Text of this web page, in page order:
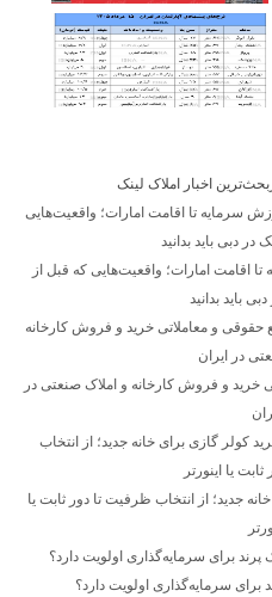
اخبار املاک لینک
سرمایه تا اقامت امارات؛ واقعیت‌هایی
دبی باید بدانید
اقامت امارات؛ واقعیت‌هایی که قبل از
باید بدانید
حقوقی و معاملاتی خرید و فروش کارخانه
در ایران
خرید و فروش کارخانه و املاک صنعتی در
کولر گازی برای خانه جدید؛ از انتخاب
یا اینورتر
جدید؛ از انتخاب ظرفیت تا دور ثابت یا
پرند برای سرمایه‌گذاری اولویت دارد؟
برای سرمایه‌گذاری اولویت دارد؟